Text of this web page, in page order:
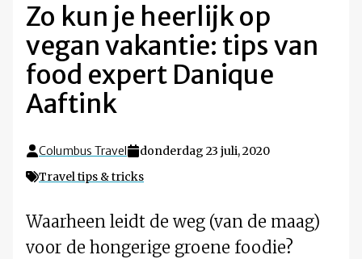
Zo kun je heerlijk op
vegan vakantie: tips van
food expert Danique
Aaftink
Columbus Travel
donderdag 23 juli, 2020
Travel tips & tricks
Waarheen leidt de weg (van de maag)
voor de hongerige groene foodie?